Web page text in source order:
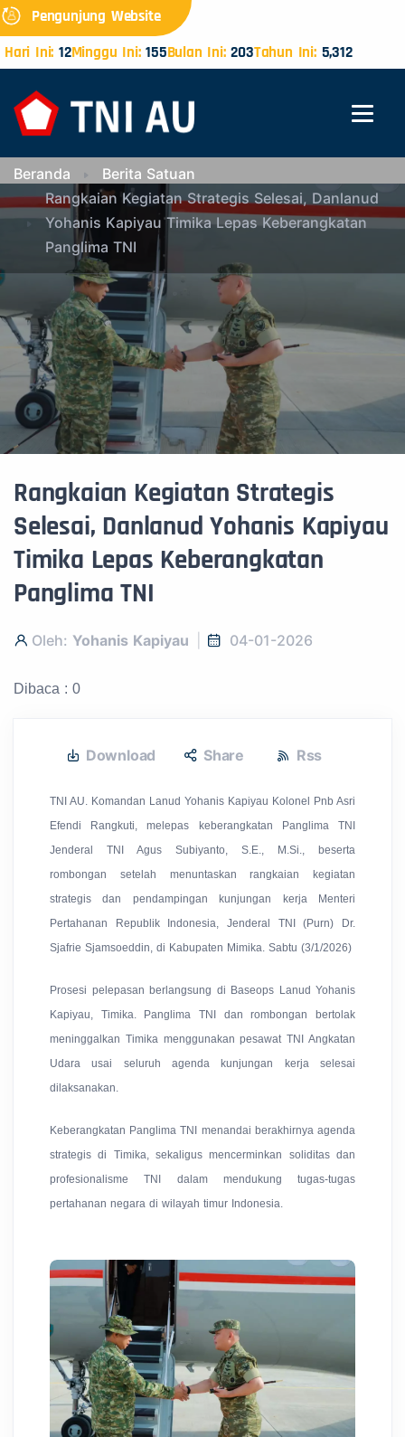
Pengunjung Website
Hari Ini: 12Minggu Ini:155Bulan Ini:203Tahun Ini:5,312
Beranda
Berita Satuan
Rangkaian Kegiatan Strategis Selesai, Danlanud
Yohanis Kapiyau Timika Lepas Keberangkatan
Panglima TNI
Rangkaian Kegiatan Strategis
Selesai, Danlanud Yohanis Kapiyau
Timika Lepas Keberangkatan
Panglima TNI
Oleh: Yohanis Kapiyau 04-01-2026
Dibaca : 0
Download Share Rss
TNI AU. Komandan Lanud Yohanis Kapiyau Kolonel Pnb Asri
Efendi Rangkuti, melepas keberangkatan Panglima TNI
Jenderal TNI Agus Subiyanto, S.E., M.Si., beserta
rombongan setelah menuntaskan rangkaian kegiatan
strategis dan pendampingan kunjungan kerja Menteri
Pertahanan Republik Indonesia, Jenderal TNI (Purn) Dr.
Sjafrie Sjamsoeddin, di Kabupaten Mimika. Sabtu (3/1/2026)
Prosesi pelepasan berlangsung di Baseops Lanud Yohanis
Kapiyau, Timika. Panglima TNI dan rombongan bertolak
meninggalkan Timika menggunakan pesawat TNI Angkatan
Udara usai seluruh agenda kunjungan kerja selesai
dilaksanakan.
Keberangkatan Panglima TNI menandai berakhirnya agenda
strategis di Timika, sekaligus mencerminkan soliditas dan
profesionalisme TNI dalam mendukung tugas-tugas
pertahanan negara di wilayah timur Indonesia.